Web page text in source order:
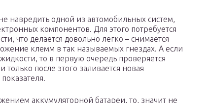
навредить одной из автомобильных систем,
компонентов. Для этого потребуется
что делается довольно легко – снимается
клемм в так называемых гнездах. А если
то в первую очередь проверяется
после этого заливается новая
аккумуляторной батареи, то, значит не